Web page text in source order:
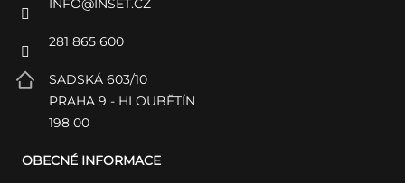
INFO@INSET.CZ
281 865 600
SADSKÁ 603/10
PRAHA 9 - HLOUBĚTÍN
198 00
OBECNÉ INFORMACE